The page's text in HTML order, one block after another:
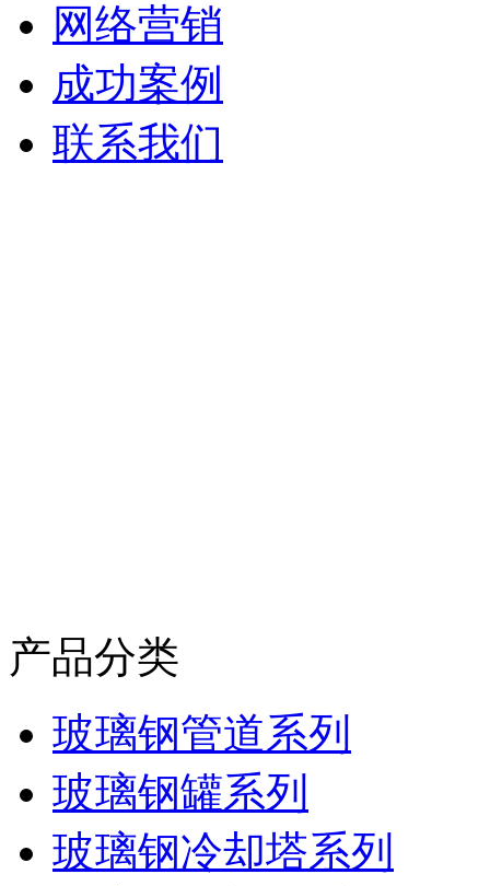
网络营销
成功案例
联系我们
产品分类
玻璃钢管道系列
玻璃钢罐系列
玻璃钢冷却塔系列